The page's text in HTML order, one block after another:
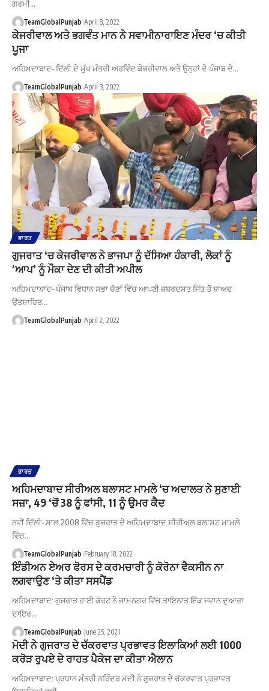
ਗਰਮੀ…
TeamGlobalPunjab April 8, 2022
ਕੇਜਰੀਵਾਲ ਅਤੇ ਭਗਵੰਤ ਮਾਨ ਨੇ ਸਵਾਮੀਨਾਰਾਇਣ ਮੰਦਰ ‘ਚ ਕੀਤੀ
ਪੂਜਾ
ਅਹਿਮਦਾਬਾਦ- ਦਿੱਲੀ ਦੇ ਮੁੱਖ ਮੰਤਰੀ ਅਰਵਿੰਦ ਕੇਜਰੀਵਾਲ ਅਤੇ ਉਨ੍ਹਾਂ ਦੇ ਪੰਜਾਬ ਦੇ…
TeamGlobalPunjab April 3, 2022
ਭਾਰਤ
ਗੁਜਰਾਤ ‘ਚ ਕੇਜਰੀਵਾਲ ਨੇ ਭਾਜਪਾ ਨੂੰ ਦੱਸਿਆ ਹੰਕਾਰੀ, ਲੋਕਾਂ ਨੂੰ
‘ਆਪ’ ਨੂੰ ਮੌਕਾ ਦੇਣ ਦੀ ਕੀਤੀ ਅਪੀਲ
ਅਹਿਮਦਾਬਾਦ- ਪੰਜਾਬ ਵਿਧਾਨ ਸਭਾ ਚੋਣਾਂ ਵਿੱਚ ਆਪਣੀ ਜ਼ਬਰਦਸਤ ਜਿੱਤ ਤੋਂ ਬਾਅਦ
ਉਤਸ਼ਾਹਿਤ…
TeamGlobalPunjab April 2, 2022
ਭਾਰਤ
ਅਹਿਮਦਾਬਾਦ ਸੀਰੀਅਲ ਬਲਾਸਟ ਮਾਮਲੇ ‘ਚ ਅਦਾਲਤ ਨੇ ਸੁਣਾਈ
ਸਜ਼ਾ, 49 ‘ਚੋਂ 38 ਨੂੰ ਫਾਂਸੀ, 11 ਨੂੰ ਉਮਰ ਕੈਦ
ਨਵੀਂ ਦਿੱਲੀ- ਸਾਲ 2008 ਵਿੱਚ ਗੁਜਰਾਤ ਦੇ ਅਹਿਮਦਾਬਾਦ ਸੀਰੀਅਲ ਬਲਾਸਟ ਮਾਮਲੇ
ਵਿੱਚ…
TeamGlobalPunjab February 18, 2022
ਇੰਡੀਅਨ ਏਅਰ ਫੋਰਸ ਦੇ ਕਰਮਚਾਰੀ ਨੂੰ ਕੋਰੋਨਾ ਵੈਕਸੀਨ ਨਾ
ਲਗਵਾਉਣ ‘ਤੇ ਕੀਤਾ ਸਸਪੈਂਡ
ਅਹਿਮਦਾਬਾਦ: ਗੁਜਰਾਤ ਹਾਈ ਕੋਰਟ ਨੇ ਜਾਮਨਗਰ ਵਿੱਚ ਤਾਇਨਾਤ ਇੱਕ ਜਵਾਨ ਦੁਆਰਾ
ਦਾਇਰ…
TeamGlobalPunjab June 25, 2021
ਮੋਦੀ ਨੇ ਗੁਜਰਾਤ ਦੇ ਚੱਕਰਵਾਤ ਪ੍ਰਭਾਵਤ ਇਲਾਕਿਆਂ ਲਈ 1000
ਕਰੋੜ ਰੁਪਏ ਦੇ ਰਾਹਤ ਪੈਕੇਜ ਦਾ ਕੀਤਾ ਐਲਾਨ
ਅਹਿਮਦਾਬਾਦ: ਪ੍ਰਧਾਨ ਮੰਤਰੀ ਨਰਿੰਦਰ ਮੋਦੀ ਨੇ ਗੁਜਰਾਤ ਦੇ ਚੱਕਰਵਾਤ ਪ੍ਰਭਾਵਤ